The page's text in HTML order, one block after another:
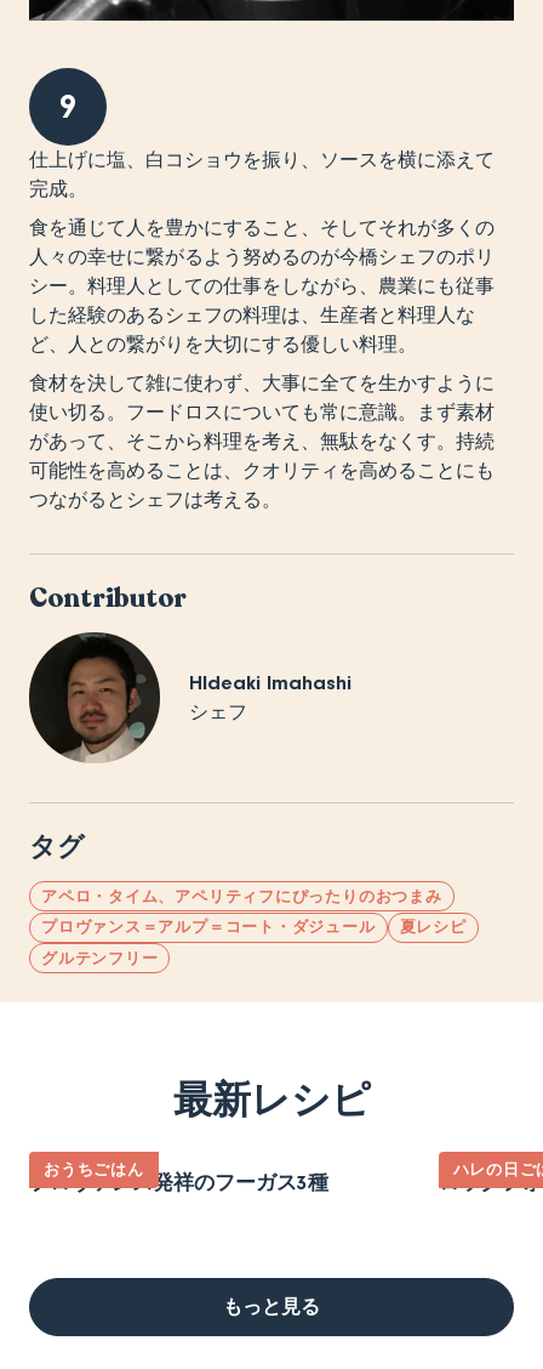
9
仕上げに塩、白コショウを振り、ソースを横に添えて
完成。
食を通じて人を豊かにすること、そしてそれが多くの
人々の幸せに繋がるよう努めるのが今橋シェフのポリ
シー。料理人としての仕事をしながら、農業にも従事
した経験のあるシェフの料理は、生産者と料理人な
ど、人との繋がりを大切にする優しい料理。
食材を決して雑に使わず、大事に全てを生かすように
使い切る。フードロスについても常に意識。まず素材
があって、そこから料理を考え、無駄をなくす。持続
可能性を高めることは、クオリティを高めることにも
つながるとシェフは考える。
Contributor
HIdeaki Imahashi
シェフ
タグ
アペロ・タイム、アペリティフにぴったりのおつまみ
プロヴァンス＝アルプ＝コート・ダジュール
夏レシピ
グルテンフリー
最新レシピ
おうちごはん
プロヴァンス発祥のフーガス3種
ハレの日ご
ロックフ
もっと見る